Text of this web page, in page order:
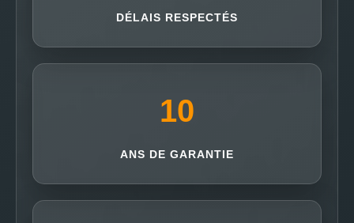
DÉLAIS RESPECTÉS
10
ANS DE GARANTIE